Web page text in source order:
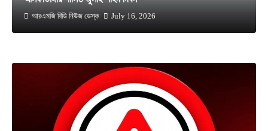
আরএমজি বিডি নিউজ ডেস্ক July 16, 2026